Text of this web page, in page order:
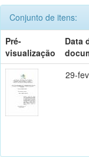
Conjunto de itens:
Pré-
visualização
Data
29-